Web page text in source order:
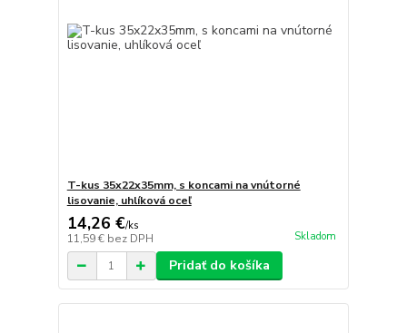
T-kus 35x22x35mm, s koncami na vnútorné
lisovanie, uhlíková oceľ
14,26 €/ks
11,59 € bez DPH Skladom
Pridať do košíka